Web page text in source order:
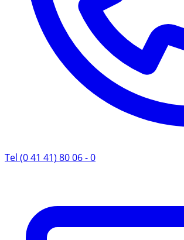
Tel (0 41 41) 80 06 - 0